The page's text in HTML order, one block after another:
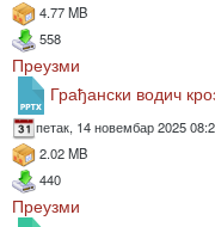
4.77 MB
558
Преузми
Грађански водич
петак, 14 новембар 2025
2.02 MB
440
Преузми